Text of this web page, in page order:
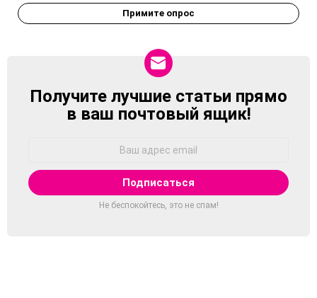
Примите опрос
NEWSLETTER
Получите лучшие статьи прямо
в ваш почтовый ящик!
Не беспокойтесь, это не спам!